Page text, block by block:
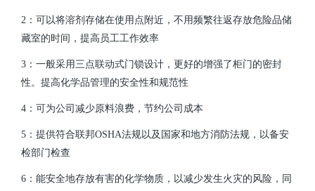
2：可以将溶剂存储在使用点附近，不用频繁往返存放危险品储
藏室的时间，提高员工工作效率
3：一般采用三点联动式门锁设计，更好的增强了柜门的密封
性。提高化学品管理的安全性和规范性
4：可为公司减少原料浪费，节约公司成本
5：提供符合联邦OSHA法规以及国家和地方消防法规，以备安
检部门检查
6：能安全地存放有害的化学物质，以减少发生火灾的风险，同